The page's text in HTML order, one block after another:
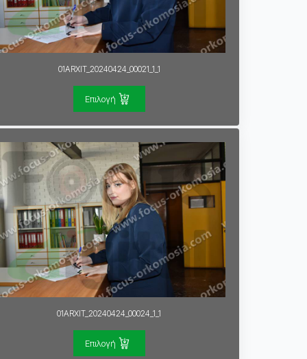
01ARXIT_20240424_00021_1_1
Επιλογή
01ARXIT_20240424_00024_1_1
Επιλογή